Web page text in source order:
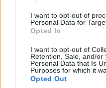
I want to opt-out of
Personal Data for
Opted In
I want to opt-out of
Retention, Sale, and/or
Personal Data that Is
Purposes for which it
Opted Out
στους οικοδόμους
Παρίσταναν τους
ηλικιωμένη